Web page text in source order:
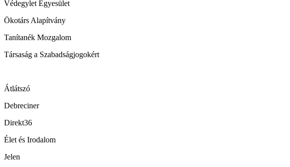
Védegylet Egyesület
Ökotárs Alapítvány
Tanítanék Mozgalom
Társaság a Szabadságjogokért
Átlátszó
Debreciner
Direkt36
Élet és Irodalom
Jelen